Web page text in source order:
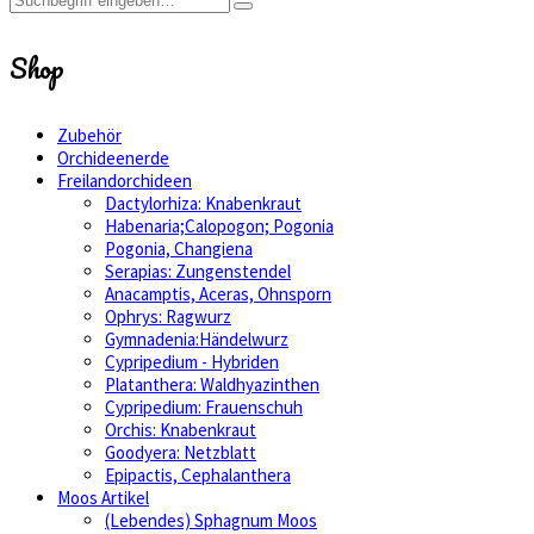
Shop
Zubehör
Orchideenerde
Freilandorchideen
Dactylorhiza: Knabenkraut
Habenaria;Calopogon; Pogonia
Pogonia, Changiena
Serapias: Zungenstendel
Anacamptis, Aceras, Ohnsporn
Ophrys: Ragwurz
Gymnadenia:Händelwurz
Cypripedium - Hybriden
Platanthera: Waldhyazinthen
Cypripedium: Frauenschuh
Orchis: Knabenkraut
Goodyera: Netzblatt
Epipactis, Cephalanthera
Moos Artikel
(Lebendes) Sphagnum Moos